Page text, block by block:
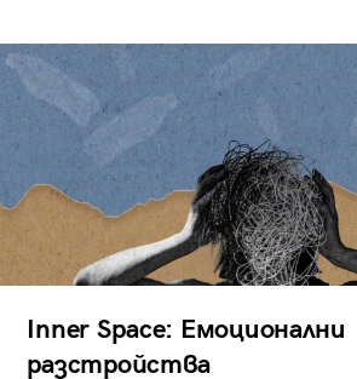
Inner Space: Емоционални
разстройства